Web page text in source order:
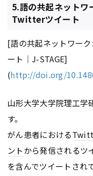
5.語の共起ネットワ
Twitterツイート
[語の共起ネットワー
ート｜J-STAGE]
(http://doi.org/
山形大学大学院理工学
す。
がん患者における
ントから発信されるツ
を含んでツイートされ